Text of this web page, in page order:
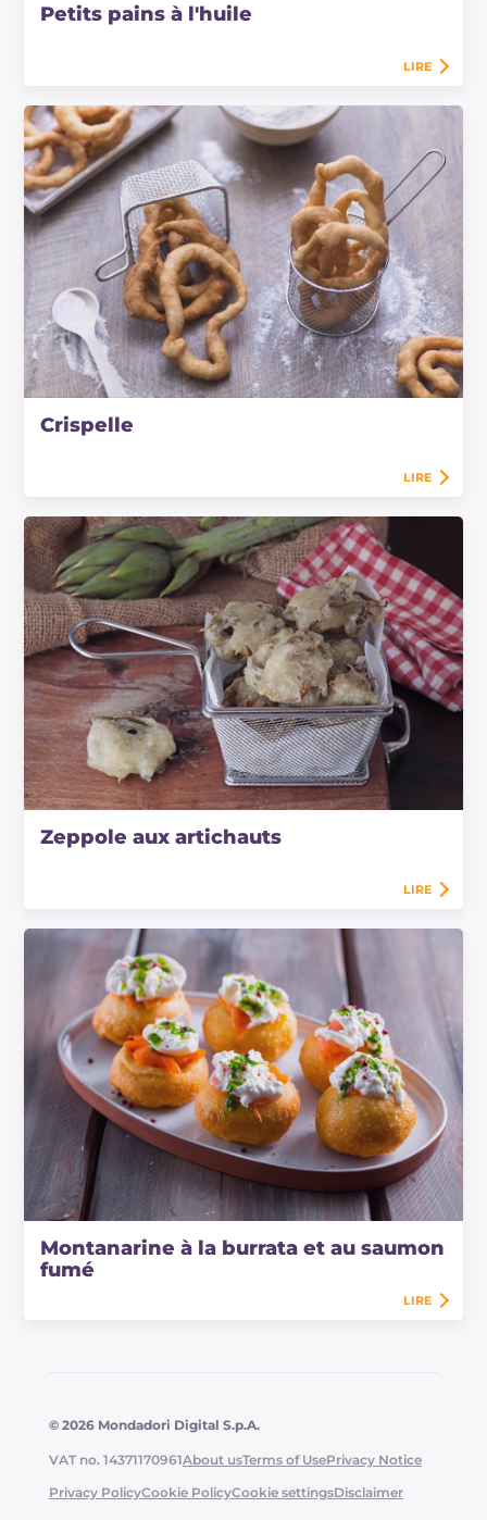
Petits pains à l'huile
LIRE
Crispelle
LIRE
Zeppole aux artichauts
LIRE
Montanarine à la burrata et au saumon
fumé
LIRE
© 2026 Mondadori Digital S.p.A.
VAT no. 14371170961About usTerms of UsePrivacy Notice
Privacy PolicyCookie PolicyCookie settingsDisclaimer